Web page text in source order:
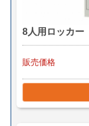
メーカー直送便
＜自社便＞＊神
東京都内 5,000
＊お客様のご要
自社便について
8人用ロッカ
販売価格